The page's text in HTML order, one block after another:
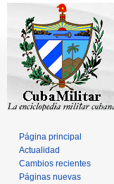
Página principal
Actualidad
Cambios recientes
Páginas nuevas